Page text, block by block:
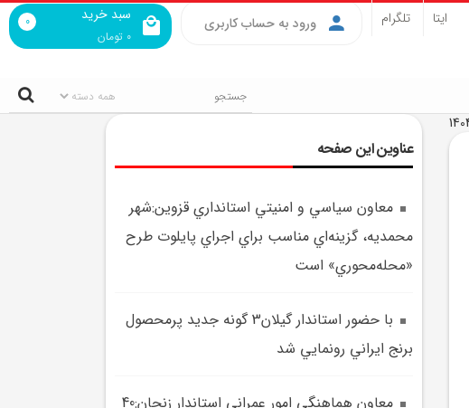
سبد خرید
0 تومان
0 ورود به حساب کاربری ایتا تلگرام
عناوین این صفحه
معاون سياسي و امنيتي استانداري قزوين:شهر
محمديه، گزينه‌اي مناسب براي اجراي پايلوت طرح
«محله‌محوري» است
با حضور استاندار گيلان3 گونه جديد پرمحصول
برنج ايراني رونمايي شد
معاون هماهنگي امور عمراني استاندار زنجان:40